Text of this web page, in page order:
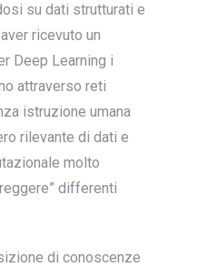
su dati strutturati e
ricevuto un
Deep Learning i
attraverso reti
istruzione umana
rilevante di dati e
molto
differenti
di conoscenze